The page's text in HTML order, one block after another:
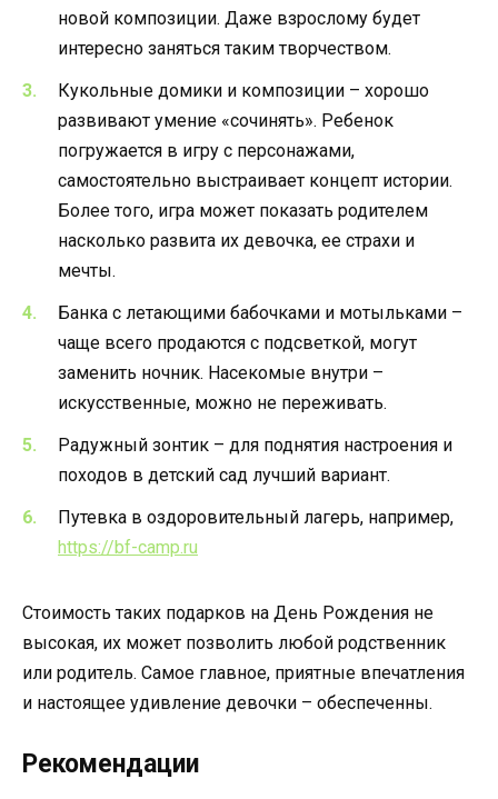
новой композиции. Даже взрослому будет
интересно заняться таким творчеством.
Кукольные домики и композиции – хорошо
развивают умение «сочинять». Ребенок
погружается в игру с персонажами,
самостоятельно выстраивает концепт истории.
Более того, игра может показать родителем
насколько развита их девочка, ее страхи и
мечты.
Банка с летающими бабочками и мотыльками –
чаще всего продаются с подсветкой, могут
заменить ночник. Насекомые внутри –
искусственные, можно не переживать.
Радужный зонтик – для поднятия настроения и
походов в детский сад лучший вариант.
Путевка в оздоровительный лагерь, например,
https://bf-camp.ru
Стоимость таких подарков на День Рождения не
высокая, их может позволить любой родственник
или родитель. Самое главное, приятные впечатления
и настоящее удивление девочки – обеспеченны.
Рекомендации